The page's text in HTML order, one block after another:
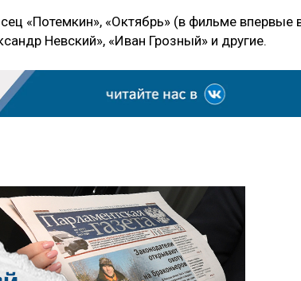
«Потемкин», «Октябрь» (в фильме впервые
Невский», «Иван Грозный» и другие.